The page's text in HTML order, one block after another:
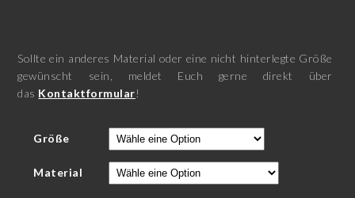
Sollte ein anderes Material oder eine nicht hinterlegte Größe
gewünscht sein, meldet Euch gerne direkt über
das Kontaktformular!
Größe
Material